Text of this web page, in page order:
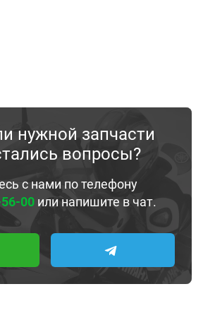
нужной запчасти
вопросы?
с нами по телефону
00или напишите в чат.